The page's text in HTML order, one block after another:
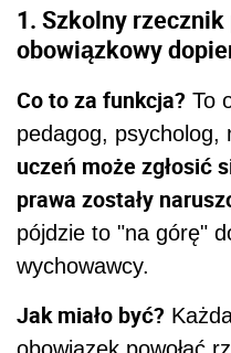
1. Szkolny
obowiązkowy
Co to za funkcja? To
pedagog, psycholog,
uczeń może zgłosić
prawa zostały
pójdzie to "na górę"
wychowawcy.
Jak miało być?